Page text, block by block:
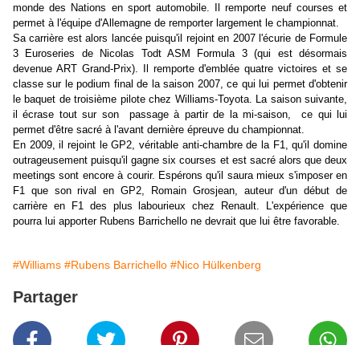
monde des Nations en sport automobile. Il remporte neuf courses et
permet à l'équipe d'Allemagne de remporter largement le championnat.
Sa carrière est alors lancée puisqu'il rejoint en 2007 l'écurie de Formule
3 Euroseries de Nicolas Todt ASM Formula 3 (qui est désormais
devenue ART Grand-Prix). Il remporte d'emblée quatre victoires et se
classe sur le podium final de la saison 2007, ce qui lui permet d'obtenir
le baquet de troisième pilote chez Williams-Toyota. La saison suivante,
il écrase tout sur son passage à partir de la mi-saison, ce qui lui
permet d'être sacré à l'avant dernière épreuve du championnat.
En 2009, il rejoint le GP2, véritable anti-chambre de la F1, qu'il domine
outrageusement puisqu'il gagne six courses et est sacré alors que deux
meetings sont encore à courir. Espérons qu'il saura mieux s'imposer en
F1 que son rival en GP2, Romain Grosjean, auteur d'un début de
carrière en F1 des plus labourieux chez Renault. L'expérience que
pourra lui apporter Rubens Barrichello ne devrait que lui être favorable.
#Williams #Rubens Barrichello #Nico Hülkenberg
Partager